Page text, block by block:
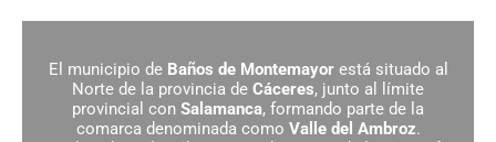
El municipio de Baños de Montemayorestá situado al
Norte de la provincia de Cáceres, junto al límite
provincial con Salamanca, formando parte de la
comarca denominada como Valle del Ambroz.